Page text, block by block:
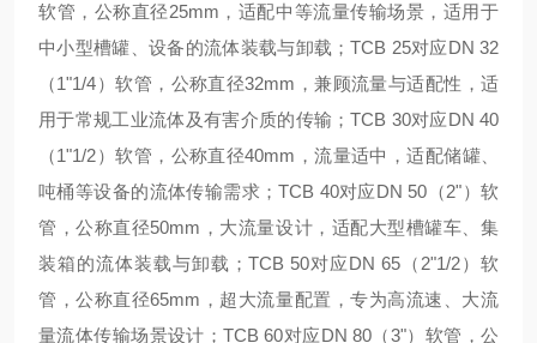
软管，公称直径25mm，适配中等流量传输场景，适用于
中小型槽罐、设备的流体装载与卸载；TCB 25对应DN 32
（1"1/4）软管，公称直径32mm，兼顾流量与适配性，适
用于常规工业流体及有害介质的传输；TCB 30对应DN 40
（1"1/2）软管，公称直径40mm，流量适中，适配储罐、
吨桶等设备的流体传输需求；TCB 40对应DN 50（2"）软
管，公称直径50mm，大流量设计，适配大型槽罐车、集
装箱的流体装载与卸载；TCB 50对应DN 65（2"1/2）软
管，公称直径65mm，超大流量配置，专为高流速、大流
量流体传输场景设计；TCB 60对应DN 80（3"）软管，公